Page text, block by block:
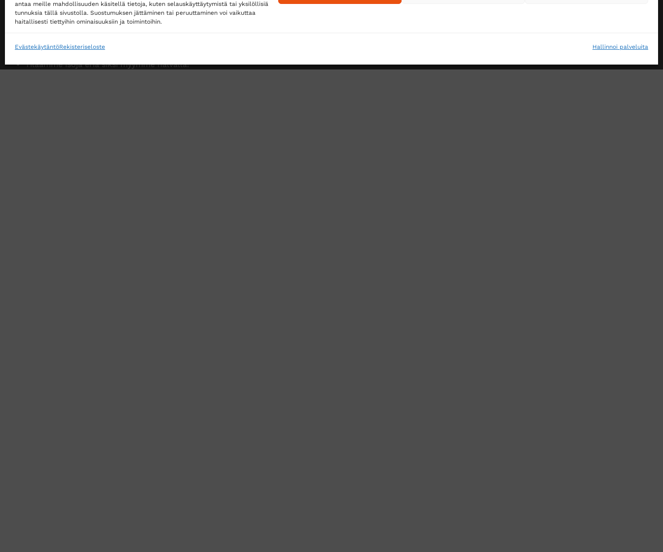
antaa meille mahdollisuuden käsitellä tietoja, kuten selauskäyttäytymistä tai yksilöllisiä
tunnuksia tällä sivustolla. Suostumuksen jättäminen tai peruuttaminen voi vaikuttaa
haitallisesti tiettyihin ominaisuuksiin ja toimintoihin.
Hallinnoi palveluita
EvästekäytäntöRekisteriseloste
Ilmainen toimitus noutopisteeseen yli 200 €
tilauksille!
tilauksille!
Tilaamme isoja eriä siksi myymme halvalla!